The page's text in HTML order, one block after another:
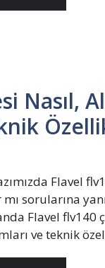
Nasıl,
Flavel
mı sorularına
Flavel flv140
ve teknik